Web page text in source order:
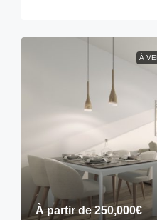
À
À partir de250,000€